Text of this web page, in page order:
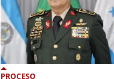
PROCESO